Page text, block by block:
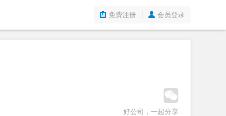
免费注册 会员登录
好公司，一起分享